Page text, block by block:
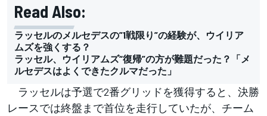
Read Also:
ラッセルのメルセデスの”1戦限り”の経験が、ウイリア
ムズを強くする？
ラッセル、ウイリアムズ“復帰”の方が難題だった？「メ
ルセデスはよくできたクルマだった」
ラッセルは予選で2番グリッドを獲得すると、決勝
レースでは終盤まで首位を走行していたが、チーム